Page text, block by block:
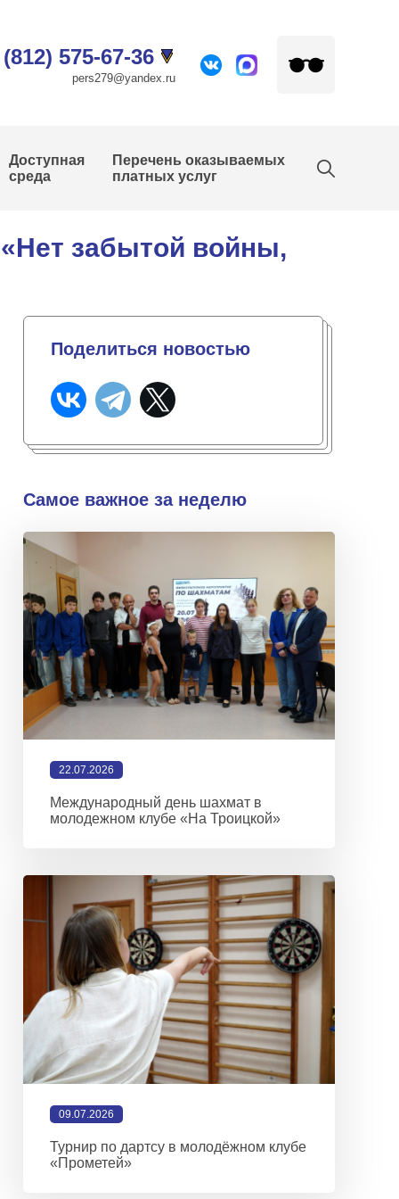
575-67-36
pers279@yandex.ru
Доступная
среда
Перечень оказываемых
платных услуг
забытой войны,
Поделиться новостью
Самое важное за неделю
22.07.2026
Международный день шахмат в
молодежном клубе «На Троицкой»
09.07.2026
Турнир по дартсу в молодёжном клубе
«Прометей»